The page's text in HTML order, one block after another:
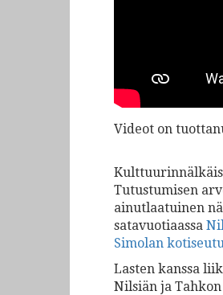
Videot on
Tutustumisen
ainutlaatuinen
satavuotiaassa
Simolan
Lasten kanssa
Nilsiän ja